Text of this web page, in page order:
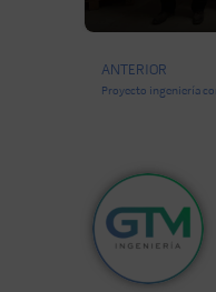
ANTERIOR
Proyecto ingeniería